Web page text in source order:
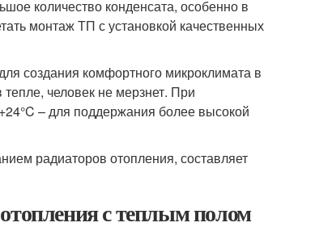
количество конденсата, особенно в
монтаж ТП с установкой качественных
создания комфортного микроклимата в
тепле, человек не мерзнет. При
– для поддержания более высокой
радиаторов отопления, составляет
с теплым полом